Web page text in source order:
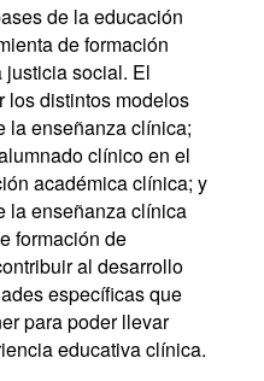
de la educación
de formación
justicia social. El
los distintos modelos
la enseñanza clínica;
clínico en el
académica clínica; y
la enseñanza clínica
formación de
al desarrollo
específicas que
para poder llevar
educativa clínica.